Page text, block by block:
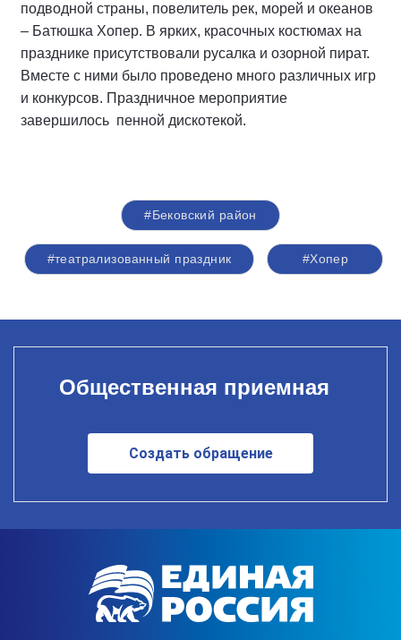
подводной страны, повелитель рек, морей и океанов
– Батюшка Хопер. В ярких, красочных костюмах на
празднике присутствовали русалка и озорной пират.
Вместе с ними было проведено много различных игр
и конкурсов. Праздничное мероприятие
завершилось пенной дискотекой.
#Бековский район
#театрализованный праздник #Хопер
Общественная приемная
Создать обращение